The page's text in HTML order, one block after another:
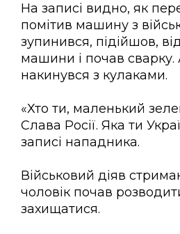
На записі видно, як
помітив машину з
зупинився, підійшов,
машини і почав сварку.
накинувся з кулаками.
«Хто ти, маленький
Слава Росії. Яка ти
записі нападника.
Військовий діяв
чоловік почав
захищатися.